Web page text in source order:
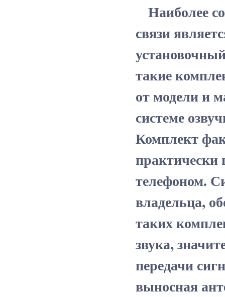
Наиболее
связи
такие
от модели и
системе
Комплект
практически
телефоном.
владельца,
таких
звука,
передачи
выносная